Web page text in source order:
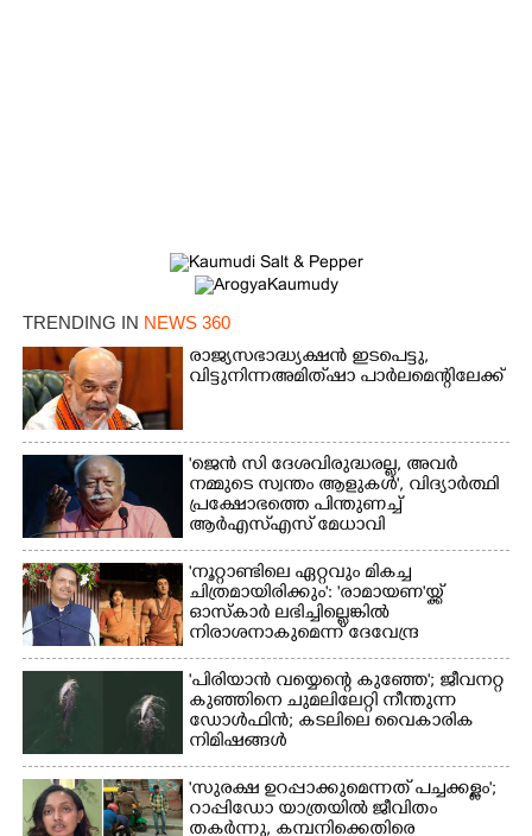
TRENDING IN NEWS 360
രാജ്യസഭാദ്ധ്യക്ഷൻ ഇടപെട്ടു,
വിട്ടുനിന്ന അമിത് ഷാ പാർലമെന്റിലേക്ക്
'ജെൻ സി ദേശവിരുദ്ധരല്ല, അവർ
നമ്മുടെ സ്വന്തം ആളുകൾ', വിദ്യാർത്ഥി
പ്രക്ഷോഭത്തെ പിന്തുണച്ച്
ആർഎസ്‌എസ് മേധാവി
'നൂറ്റാണ്ടിലെ ഏറ്റവും മികച്ച
ചിത്രമായിരിക്കും': 'രാമായണ'യ്ക്ക്
ഓസ്കാ‌ർ ലഭിച്ചില്ലെങ്കിൽ
നിരാശനാകുമെന്ന് ദേവേന്ദ്ര
ഫഡ്നാവിസ്
'പിരിയാൻ വയ്യെന്റെ കുഞ്ഞേ'; ജീവനറ്റ
കുഞ്ഞിനെ ചുമലിലേറ്റി നീന്തുന്ന
ഡോൾഫിൻ; കടലിലെ വൈകാരിക
നിമിഷങ്ങൾ
'സുരക്ഷ ഉറപ്പാക്കുമെന്നത് പച്ചക്കള്ളം';
റാപ്പിഡോ യാത്രയിൽ ജീവിതം
തകർന്നു, കമ്പനിക്കെതിരെ